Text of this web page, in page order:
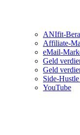
ANIfit-
Affiliate-
eMail-
Geld
Geld
Side-
YouTube